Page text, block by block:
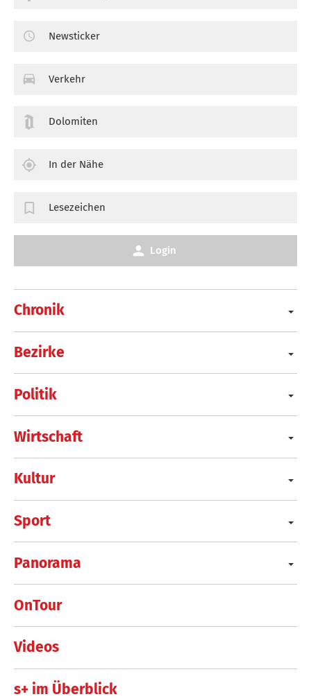
Chronik
Bezirke
Politik
Wirtschaft
Kultur
Sport
Panorama
OnTour
Videos
s+ im Überblick
Newsticker
Verkehr
Dolomiten
In der Nähe
Lesezeichen
Login